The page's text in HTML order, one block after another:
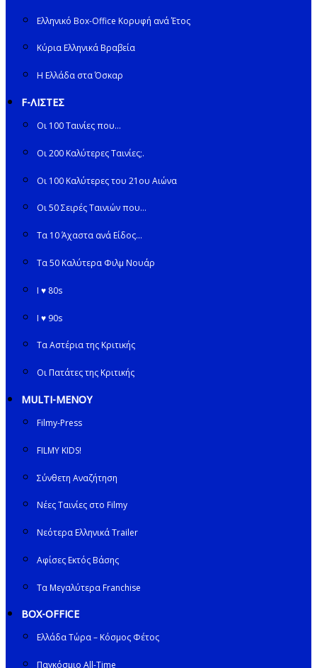
Ελληνικό Box-Office Κορυφή ανά Έτος
Κύρια Ελληνικά Βραβεία
Η Ελλάδα στα Όσκαρ
F-ΛΙΣΤΕΣ
Οι 100 Ταινίες που…
Οι 200 Καλύτερες Ταινίες;.
Οι 100 Καλύτερες του 21ου Αιώνα
Οι 50 Σειρές Ταινιών που…
Τα 10 Άχαστα ανά Είδος…
Τα 50 Καλύτερα Φιλμ Νουάρ
I ♥ 80s
I ♥ 90s
Τα Αστέρια της Κριτικής
Οι Πατάτες της Κριτικής
MULTI-ΜΕΝΟΥ
Filmy-Press
FILMY KIDS!
Σύνθετη Αναζήτηση
Νέες Ταινίες στο Filmy
Νεότερα Ελληνικά Trailer
Αφίσες Εκτός Βάσης
Τα Μεγαλύτερα Franchise
BOX-OFFICE
Ελλάδα Τώρα – Κόσμος Φέτος
Παγκόσμιο All-Time